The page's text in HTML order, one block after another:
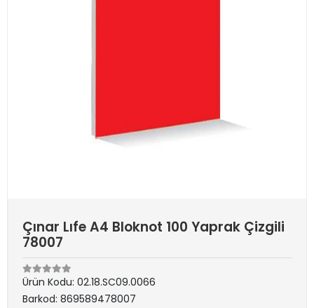
Çınar Lıfe A4 Bloknot 100 Yaprak Çizgili
78007
Ürün Kodu: 02.18.SC09.0066
Barkod: 869589478007